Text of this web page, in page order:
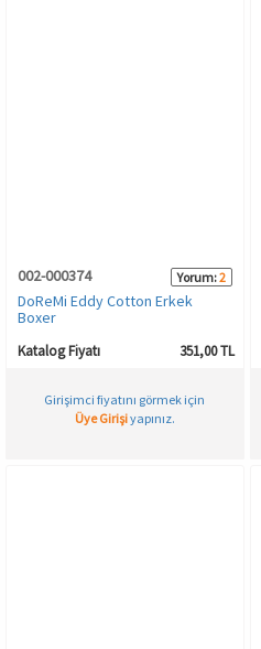
002-000374 Yorum:2
DoReMi Eddy Cotton Erkek
Boxer
Katalog Fiyatı 351,00 TL
Girişimci fiyatını görmek için
Üye Girişiyapınız.